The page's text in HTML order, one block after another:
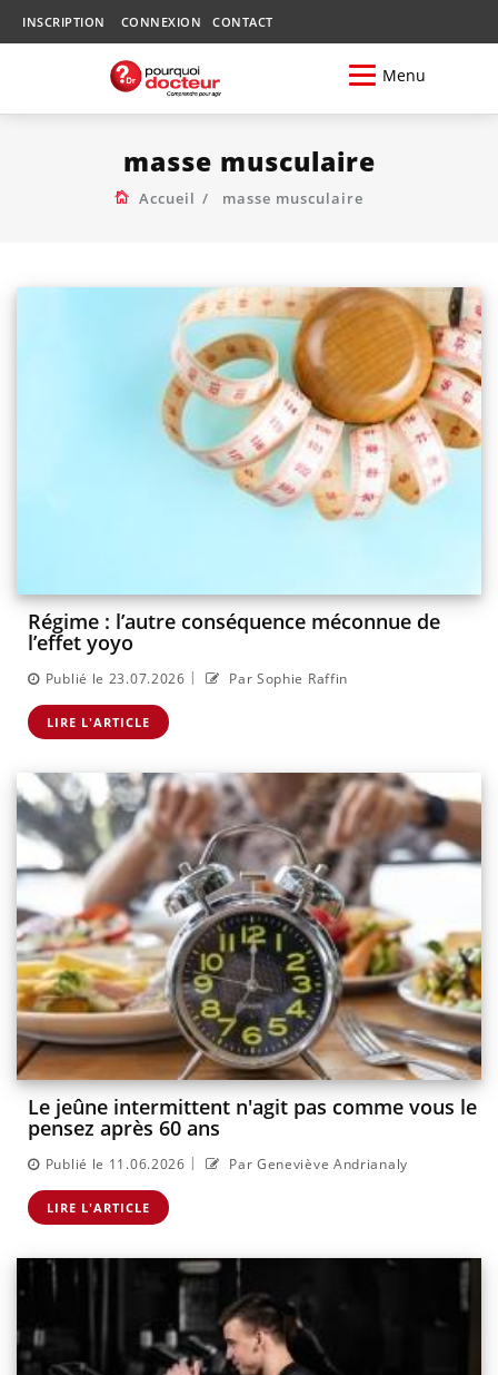
INSCRIPTION CONNEXION CONTACT
Menu
masse musculaire
Accueil masse musculaire
Régime : l’autre conséquence méconnue de
l’effet yoyo
Publié le 23.07.2026 | Par Sophie Raffin
LIRE L'ARTICLE
Le jeûne intermittent n'agit pas comme vous le
pensez après 60 ans
Publié le 11.06.2026 | Par Geneviève Andrianaly
LIRE L'ARTICLE